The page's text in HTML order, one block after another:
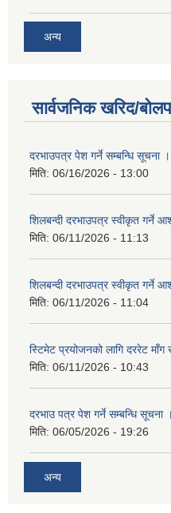
अन्य
सार्वजनिक खरिद/
दरभाउपत्र पेश गर्ने सम्बन्धि सूचना ।
मिति: 06/16/2026 - 13:00
शिलबन्दी दरभाउपत्र स्वीकृत गर्ने
मिति: 06/11/2026 - 11:13
शिलबन्दी दरभाउपत्र स्वीकृत गर्ने
मिति: 06/11/2026 - 11:04
स्टिमेट प्रयोजनको लागि दररेट माँग
मिति: 06/11/2026 - 10:43
दरभाउ पत्र पेश गर्ने सम्बन्धि सूचना ।
मिति: 06/05/2026 - 19:26
अन्य